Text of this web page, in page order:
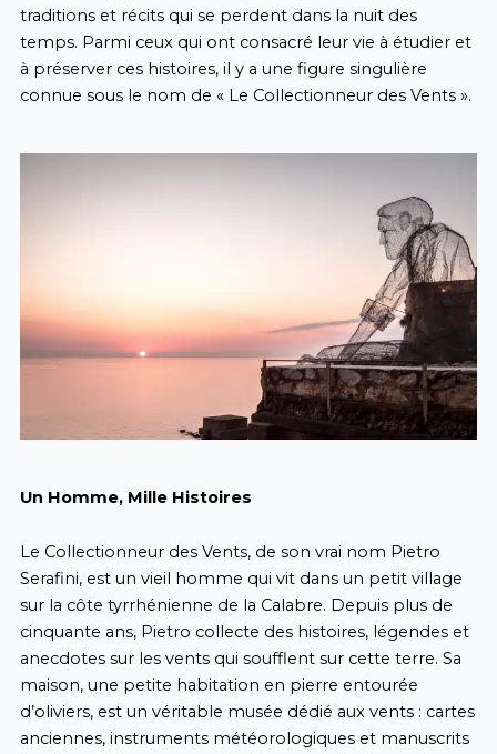
traditions et récits qui se perdent dans la nuit des
temps. Parmi ceux qui ont consacré leur vie à étudier et
à préserver ces histoires, il y a une figure singulière
connue sous le nom de « Le Collectionneur des Vents ».
Un Homme, Mille Histoires
Le Collectionneur des Vents, de son vrai nom Pietro
Serafini, est un vieil homme qui vit dans un petit village
sur la côte tyrrhénienne de la Calabre. Depuis plus de
cinquante ans, Pietro collecte des histoires, légendes et
anecdotes sur les vents qui soufflent sur cette terre. Sa
maison, une petite habitation en pierre entourée
d’oliviers, est un véritable musée dédié aux vents : cartes
anciennes, instruments météorologiques et manuscrits